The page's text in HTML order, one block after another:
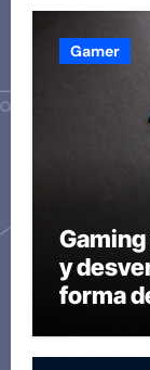
Gamer
y
forma